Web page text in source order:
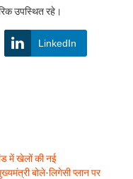
उपस्थित रहे।
LinkedIn
में खेलों की नई
बोले-लिगेसी प्लान पर